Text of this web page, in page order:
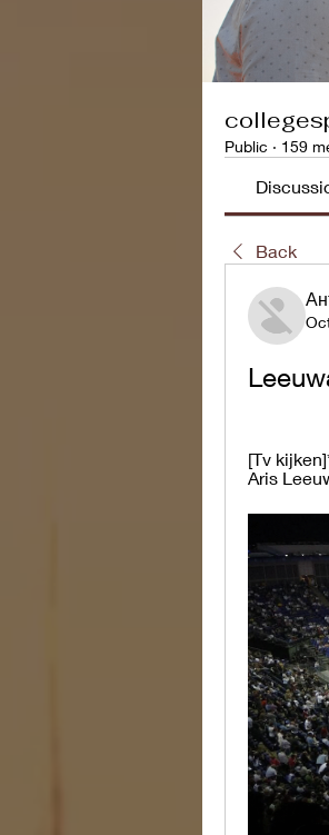
Public · 159
Back
[Tv
Aris